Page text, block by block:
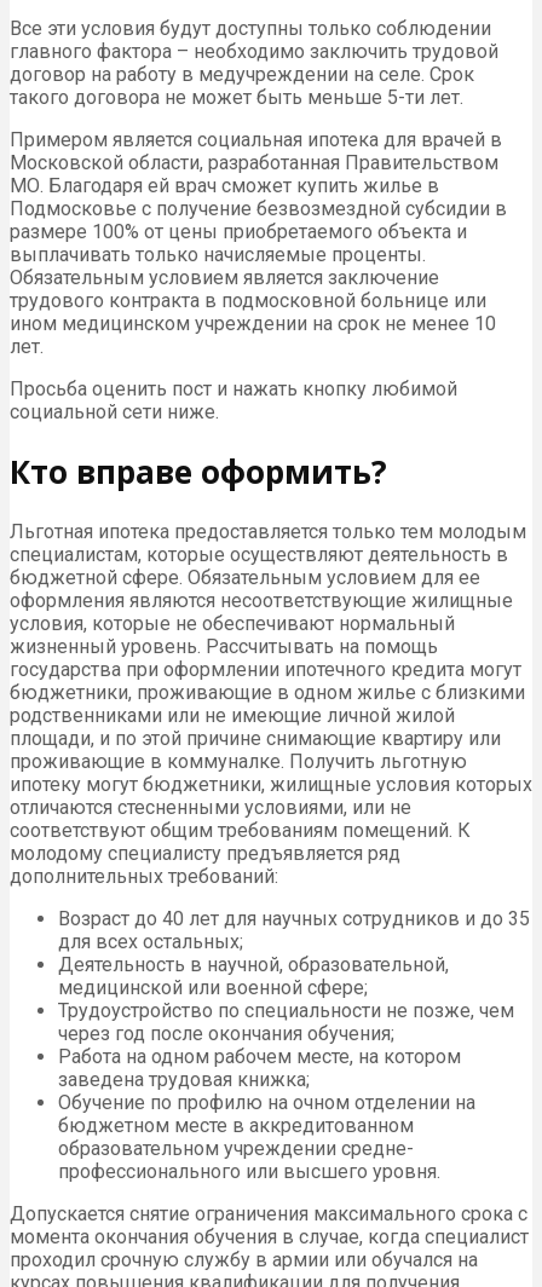
Все эти условия будут доступны только соблюдении
главного фактора – необходимо заключить трудовой
договор на работу в медучреждении на селе. Срок
такого договора не может быть меньше 5-ти лет.
Примером является социальная ипотека для врачей в
Московской области, разработанная Правительством
МО. Благодаря ей врач сможет купить жилье в
Подмосковье с получение безвозмездной субсидии в
размере 100% от цены приобретаемого объекта и
выплачивать только начисляемые проценты.
Обязательным условием является заключение
трудового контракта в подмосковной больнице или
ином медицинском учреждении на срок не менее 10
лет.
Просьба оценить пост и нажать кнопку любимой
социальной сети ниже.
Кто вправе оформить?
Льготная ипотека предоставляется только тем молодым
специалистам, которые осуществляют деятельность в
бюджетной сфере. Обязательным условием для ее
оформления являются несоответствующие жилищные
условия, которые не обеспечивают нормальный
жизненный уровень. Рассчитывать на помощь
государства при оформлении ипотечного кредита могут
бюджетники, проживающие в одном жилье с близкими
родственниками или не имеющие личной жилой
площади, и по этой причине снимающие квартиру или
проживающие в коммуналке. Получить льготную
ипотеку могут бюджетники, жилищные условия которых
отличаются стесненными условиями, или не
соответствуют общим требованиям помещений. К
молодому специалисту предъявляется ряд
дополнительных требований:
Возраст до 40 лет для научных сотрудников и до 35
для всех остальных;
Деятельность в научной, образовательной,
медицинской или военной сфере;
Трудоустройство по специальности не позже, чем
через год после окончания обучения;
Работа на одном рабочем месте, на котором
заведена трудовая книжка;
Обучение по профилю на очном отделении на
бюджетном месте в аккредитованном
образовательном учреждении средне-
профессионального или высшего уровня.
Допускается снятие ограничения максимального срока с
момента окончания обучения в случае, когда специалист
проходил срочную службу в армии или обучался на
курсах повышения квалификации для получения